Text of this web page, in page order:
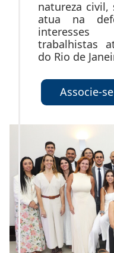
natureza
atua na
interesses
trabalhistas
do Rio de
Associe-se